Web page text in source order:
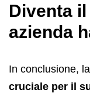
Diventa
azienda
In conclusione,
cruciale per il